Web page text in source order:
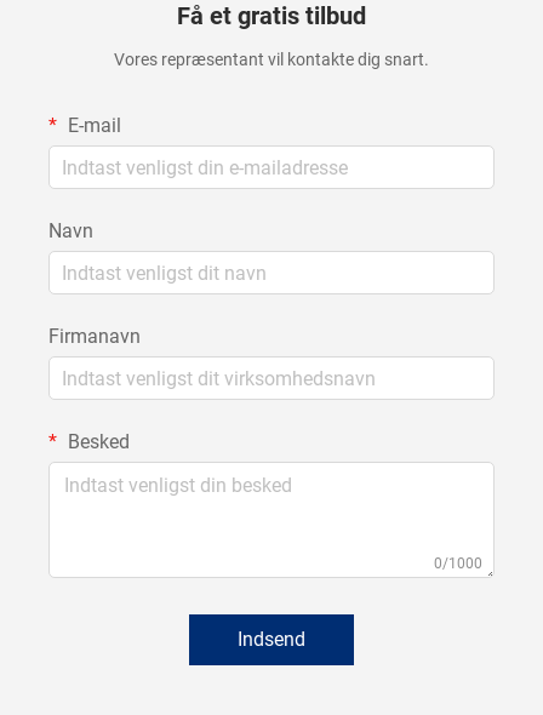
Få et gratis tilbud
Vores repræsentant vil kontakte dig snart.
E-mail
Navn
Firmanavn
Besked
0/1000
Indsend